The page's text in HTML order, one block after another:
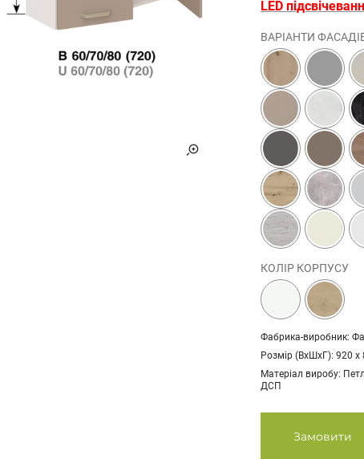
LED
ВАРІАНТИ
КОЛІР КОРПУСУ
Фабрика-виробник:
Розмір (ВхШхГ): 920 х
Матеріал виробу:
ДСП
Замовити